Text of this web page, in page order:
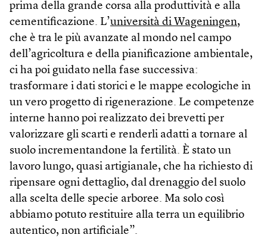
prima della grande corsa alla produttività e alla
cementificazione. L’università di Wageningen,
che è tra le più avanzate al mondo nel campo
dell’agricoltura e della pianificazione ambientale,
ci ha poi guidato nella fase successiva:
trasformare i dati storici e le mappe ecologiche in
un vero progetto di rigenerazione. Le competenze
interne hanno poi realizzato dei brevetti per
valorizzare gli scarti e renderli adatti a tornare al
suolo incrementandone la fertilità. È stato un
lavoro lungo, quasi artigianale, che ha richiesto di
ripensare ogni dettaglio, dal drenaggio del suolo
alla scelta delle specie arboree. Ma solo così
abbiamo potuto restituire alla terra un equilibrio
autentico, non artificiale”.